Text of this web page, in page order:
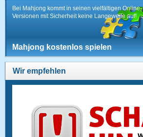
Bei Mahjong kommt in seinen vielfältigen Online-
Versionen mit Sicherheit keine Langeweile auf!
Mahjong kostenlos spielen
Wir empfehlen